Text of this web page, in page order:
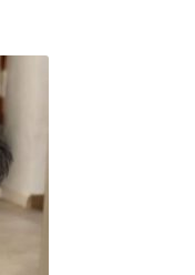
Juni 2026